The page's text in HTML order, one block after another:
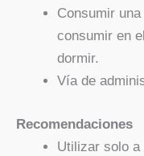
Consumir
consumir en
dormir.
Vía de
Recomendaciones
Utilizar solo a